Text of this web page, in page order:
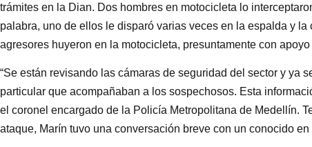
trámites en la Dian. Dos hombres en motocicleta lo
palabra, uno de ellos le disparó varias veces en la espalda y
agresores huyeron en la motocicleta, presuntamente con
“Se están revisando las cámaras de seguridad del sector y ya
particular que acompañaban a los sospechosos. Esta
el coronel encargado de la Policía Metropolitana de Medellín.
ataque, Marín tuvo una conversación breve con un conocido en